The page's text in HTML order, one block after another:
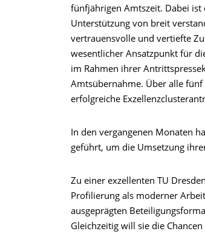
fünfjährigen Amtszeit. Dabei
Unterstützung von breit
vertrauensvolle und vertiefte
wesentlicher Ansatzpunkt für
im Rahmen ihrer
Amtsübernahme. Über alle
erfolgreiche
In den vergangenen Monaten
geführt, um die Umsetzung
Zu einer exzellenten TU
Profilierung als moderner
ausgeprägten
Gleichzeitig will sie die